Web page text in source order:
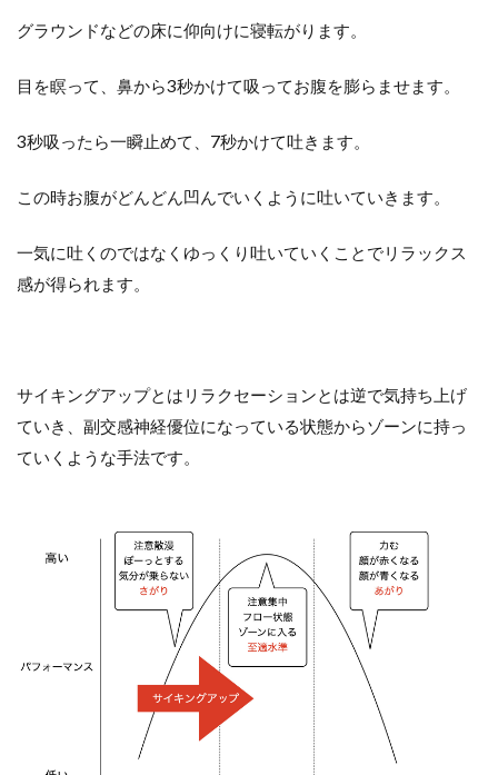
グラウンドなどの床に仰向けに寝転がります。
目を瞑って、鼻から3秒かけて吸ってお腹を膨らませます。
3秒吸ったら一瞬止めて、7秒かけて吐きます。
この時お腹がどんどん凹んでいくように吐いていきます。
一気に吐くのではなくゆっくり吐いていくことでリラックス
感が得られます。
サイキングアップとはリラクセーションとは逆で気持ち上げ
ていき、副交感神経優位になっている状態からゾーンに持っ
ていくような手法です。